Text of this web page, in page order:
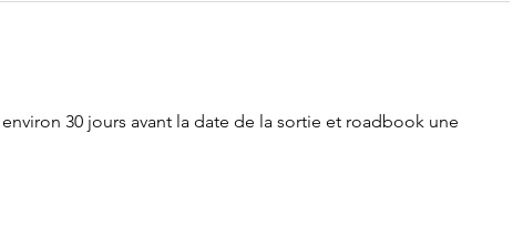
30 jours avant la date de la sortie et roadbook une